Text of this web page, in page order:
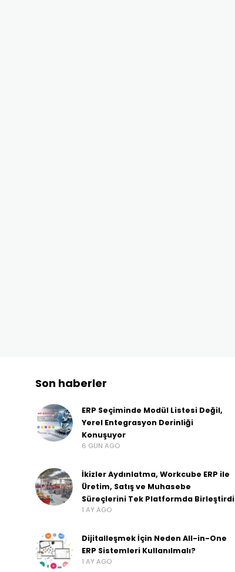
Son haberler
ERP Seçiminde Modül Listesi Değil,
Yerel Entegrasyon Derinliği
Konuşuyor
6 GÜN AGO
İkizler Aydınlatma, Workcube ERP ile
Üretim, Satış ve Muhasebe
Süreçlerini Tek Platformda Birleştirdi
1 AY AGO
Dijitalleşmek İçin Neden All-in-One
ERP Sistemleri Kullanılmalı?
1 AY AGO